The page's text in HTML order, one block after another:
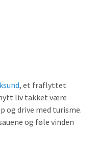
, et fraflyttet
liv takket være
og drive med turisme.
og føle vinden